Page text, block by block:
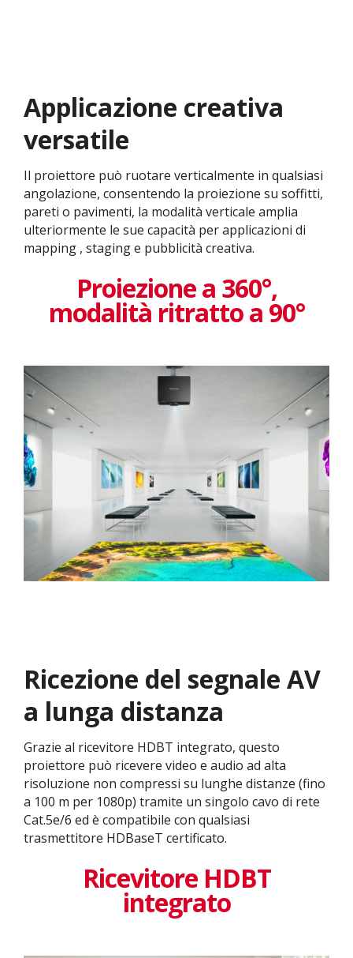
Applicazione creativa
versatile​
Il proiettore può ruotare verticalmente in qualsiasi
angolazione, consentendo la proiezione su soffitti,
pareti o pavimenti, la modalità verticale amplia
ulteriormente le sue capacità per applicazioni di
mapping , staging e pubblicità creativa.
Proiezione a 360°,
modalità ritratto a 90°
Ricezione del segnale AV
a lunga distanza
Grazie al ricevitore HDBT integrato, questo
proiettore può ricevere video e audio ad alta
risoluzione non compressi su lunghe distanze (fino
a 100 m per 1080p) tramite un singolo cavo di rete
Cat.5e/6 ed è compatibile con qualsiasi
trasmettitore HDBaseT certificato.
Ricevitore HDBT
integrato